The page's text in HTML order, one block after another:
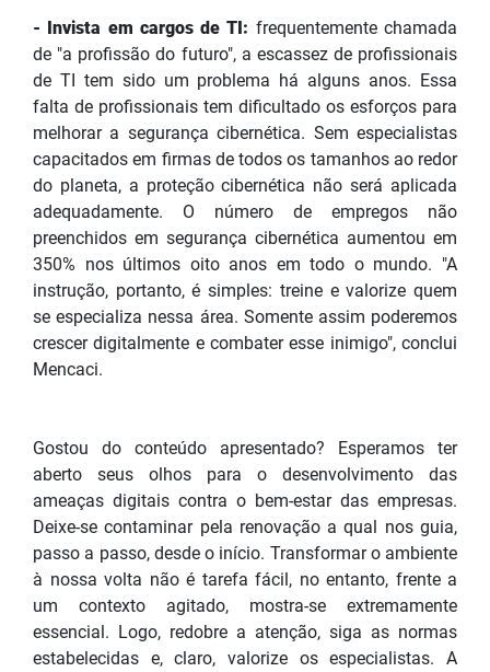
- Invista em cargos de TI: frequentemente chamada
de "a profissão do futuro", a escassez de profissionais
de TI tem sido um problema há alguns anos. Essa
falta de profissionais tem dificultado os esforços para
melhorar a segurança cibernética. Sem especialistas
capacitados em firmas de todos os tamanhos ao redor
do planeta, a proteção cibernética não será aplicada
adequadamente. O número de empregos não
preenchidos em segurança cibernética aumentou em
350% nos últimos oito anos em todo o mundo. "A
instrução, portanto, é simples: treine e valorize quem
se especializa nessa área. Somente assim poderemos
crescer digitalmente e combater esse inimigo", conclui
Mencaci.
Gostou do conteúdo apresentado? Esperamos ter
aberto seus olhos para o desenvolvimento das
ameaças digitais contra o bem-estar das empresas.
Deixe-se contaminar pela renovação a qual nos guia,
passo a passo, desde o início. Transformar o ambiente
à nossa volta não é tarefa fácil, no entanto, frente a
um contexto agitado, mostra-se extremamente
essencial. Logo, redobre a atenção, siga as normas
estabelecidas e, claro, valorize os especialistas. A